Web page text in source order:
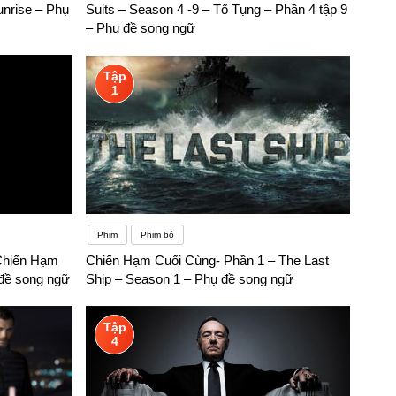
quyết trong vong một nốt nhạc thì chúng ta sẽ gặp nhiều
như:– Cơ hội nghề nghiệp rất triển vọng: Với vốn tiếng
tôi có thể chắc chắn với bạn một điều rằng học
ngoài thì với bạn có thể tự mình khám phá mà không
– Phụ
Suits – Season 4 -9 – Tố Tụng – Phần 4 tập 9
– Phụ đề song ngữ
Hạm
song ngữ
Tập
1
Phim Phim bộ
Chiến Hạm Cuối Cùng- Phần 1 – The Last
Ship – Season 1 – Phụ đề song ngữ
Tập
4